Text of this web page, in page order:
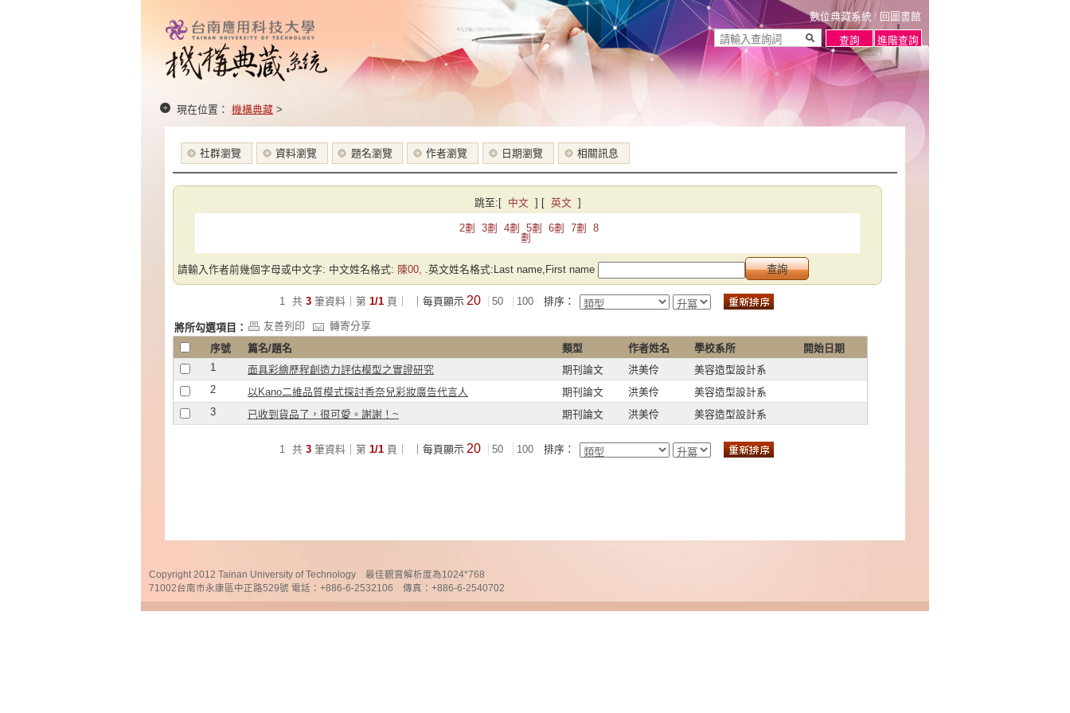
數位典藏系統 回圖書館
現在位置： 機構典藏 >
社群瀏覽 資料瀏覽 題名瀏覽 作者瀏覽 日期瀏覽 相關訊息
跳至: [ 中文 ] [ 英文 ]
2劃 3劃 4劃 5劃 6劃 7劃
8
劃
請輸入作者前幾個字母或中文字: 中文姓名格式: 陳00, .英文姓名格式:Last name,First name
1 共 3 筆資料｜第 1/1 頁｜ ｜每頁顯示 20 50 100 排序：
將所勾選項目： 友善列印
轉寄分享
序號
篇名/題名 類型 作者姓名 學校系所
開始日期
1
面具彩繪歷程創造力評估模型之實證研究 期刊論文 洪美伶
美容造型設計系
2
以Kano二維品質模式探討香奈兒彩妝廣告代言人 期刊論文 洪美伶
美容造型設計系
3
已收到貨品了，很可愛。謝謝！~ 期刊論文 洪美伶 美容造型設計系
1 共 3 筆資料｜第 1/1 頁｜ ｜每頁顯示 20 50 100 排序：
Copyright 2012 Tainan University of Technology 最佳觀賞解析度為1024*768
71002台南市永康區中正路529號 電話：+886-6-2532106 傳真：+886-6-2540702